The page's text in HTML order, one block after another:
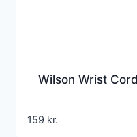
Wilson Wrist
159 kr.